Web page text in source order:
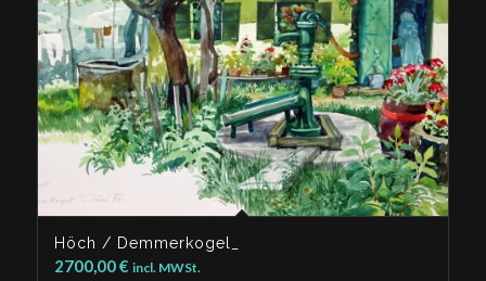
Höch / Demmerkogel_
2700,00€ incl. MWSt.